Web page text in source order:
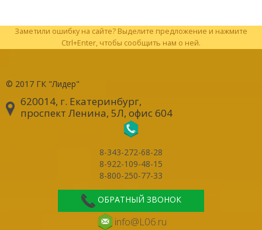
Заметили ошибку на сайте? Выделите предложение и нажмите
Ctrl+Enter, чтобы сообщить нам о ней.
© 2017 ГК "Лидер"
620014, г. Екатеринбург,
проспект Ленина, 5Л, офис 604
8-343-272-68-28
8-922-109-48-15
8-800-250-77-33
ОБРАТНЫЙ ЗВОНОК
info@L06.ru